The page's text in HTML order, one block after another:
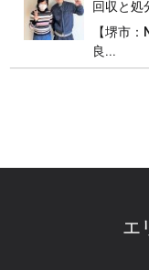
回収と処
【堺市
良...
エ